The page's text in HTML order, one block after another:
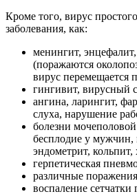
Кроме того, вирус
заболевания, как:
менингит,
(поражаются
вирус перемещается
гингивит, вирусный
ангина, ларингит,
слуха, нарушение
болезни
бесплодие у
эндометрит,
герпетическая
различные
воспаление сетчатки